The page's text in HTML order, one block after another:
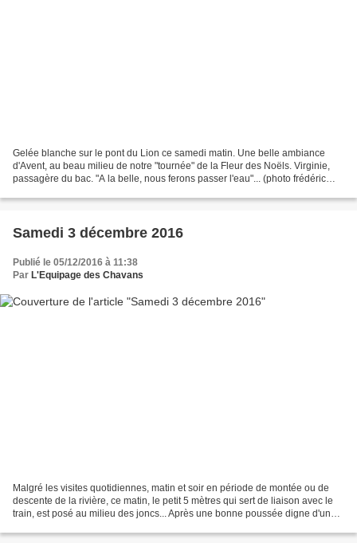
Gelée blanche sur le pont du Lion ce samedi matin. Une belle ambiance
d'Avent, au beau milieu de notre "tournée" de la Fleur des Noëls. Virginie,
passagère du bac. "A la belle, nous ferons passer l'eau"... (photo frédéric
Samedi 3 décembre 2016
Publié le 05/12/2016 à 11:38
Par L'Equipage des Chavans
Malgré les visites quotidiennes, matin et soir en période de montée ou de
descente de la rivière, ce matin, le petit 5 mètres qui sert de liaison avec le
train, est posé au milieu des joncs... Après une bonne poussée digne d'un